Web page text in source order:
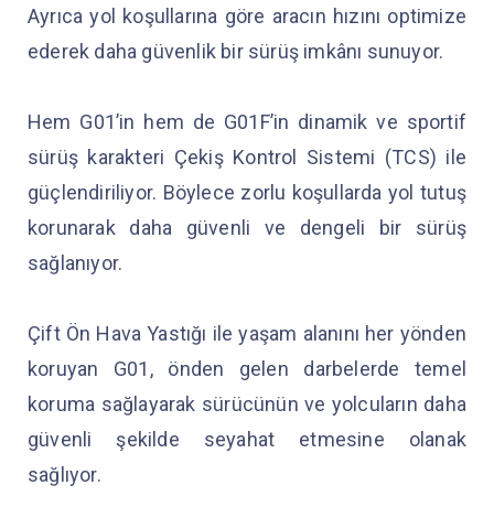
Ayrıca yol koşullarına göre aracın hızını optimize
ederek daha güvenlik bir sürüş imkânı sunuyor.
Hem G01’in hem de G01F’in dinamik ve sportif
sürüş karakteri Çekiş Kontrol Sistemi (TCS) ile
güçlendiriliyor. Böylece zorlu koşullarda yol tutuş
korunarak daha güvenli ve dengeli bir sürüş
sağlanıyor.
Çift Ön Hava Yastığı ile yaşam alanını her yönden
koruyan G01, önden gelen darbelerde temel
koruma sağlayarak sürücünün ve yolcuların daha
güvenli şekilde seyahat etmesine olanak
sağlıyor.